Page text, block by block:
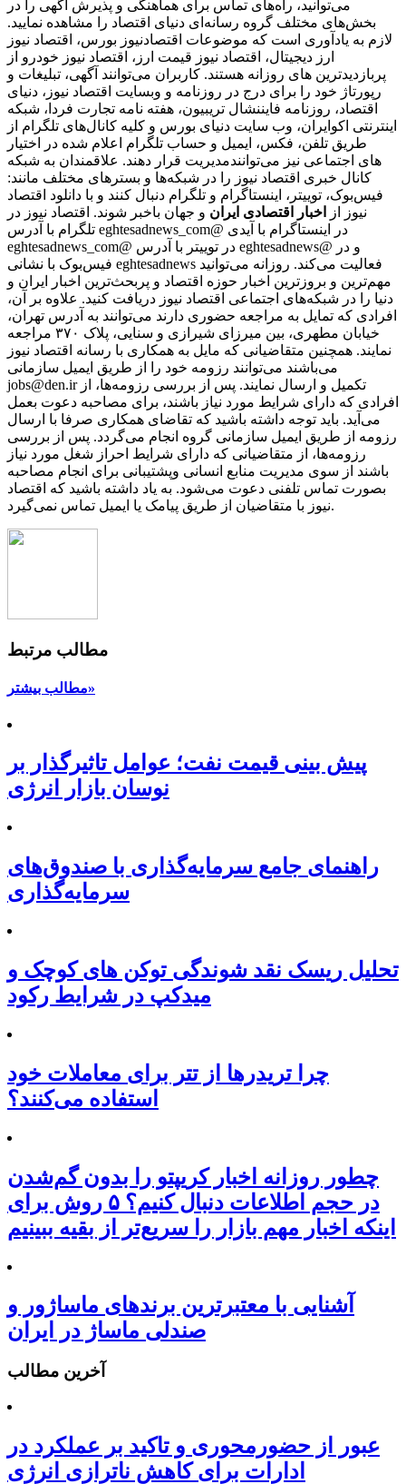
می‌توانید، راه‌های تماس برای هماهنگی و پذیرش آگهی را در
بخش‌های مختلف گروه رسانه‌ای دنیای اقتصاد را مشاهده نمایید.
لازم به یادآوری است که موضوعات اقتصادنیوز بورس، اقتصاد نیوز
ارز دیجیتال، اقتصاد نیوز قیمت ارز، اقتصاد نیوز خودرو از
پربازدیدترین های روزانه هستند. کاربران می‌توانند آگهی، تبلیغات و
رپورتاژ خود را برای درج در روزنامه و وبسایت اقتصاد نیوز، دنیای
اقتصاد، روزنامه فایننشال تریبیون، هفته نامه تجارت فردا، شبکه
اینترنتی اکوایران، وب سایت دنیای بورس و کلیه کانال‌های تلگرام از
طریق تلفن، فکس، ایمیل و حساب تلگرام اعلام شده در اختیار
مدیریت قرار دهند. علاقمندان به شبکه‎‌های اجتماعی نیز می‌توانند
کانال خبری اقتصاد نیوز را در شبکه‌ها و بسترهای مختلف مانند:
فیس‌بوک، توییتر، اینستاگرام و تلگرام دنبال کنند و با دانلود اقتصاد
نیوز از
اخبار اقتصادی ایران و جهان باخبر شوند. اقتصاد نیوز در
تلگرام با آدرس eghtesadnews_com@ در اینستاگرام با آیدی
eghtesadnews_com@ در توییتر با آدرس eghtesadnews@ و در
فیس‌بوک با نشانی eghtesadnews فعالیت می‌کند. روزانه می‌توانید
مهم‌ترین و بروزترین اخبار حوزه اقتصاد و پربحث‌ترین اخبار ایران و
دنیا را در شبکه‌های اجتماعی اقتصاد نیوز دریافت کنید. علاوه بر آن،
افرادی که تمایل به مراجعه حضوری دارند می‌توانند به آدرس تهران،
خیابان مطهری، بین میرزای شیرازی و سنایی، پلاک ۳۷۰ مراجعه
نمایند. همچنین متقاضیانی که مایل به همکاری با رسانه‌ اقتصاد نیوز
می‌باشند می‌توانند رزومه خود را از طریق ایمیل سازمانی
jobs@den.ir تکمیل و ارسال نمایند. پس از بررسی رزومه‌ها، از
افرادی که دارای شرایط مورد نیاز باشند، برای مصاحبه دعوت بعمل
می‌آید. باید توجه داشته باشید که تقاضای همکاری صرفا با ارسال
رزومه از طریق ایمیل سازمانی گروه انجام می‌گردد. پس از بررسی
رزومه‌ها، از متقاضیانی که دارای شرایط احراز شغل مورد نیاز
باشند از سوی مدیریت منابع انسانی وپشتیبانی برای انجام مصاحبه
بصورت تماس تلفنی دعوت می‌شود. به یاد داشته باشید که اقتصاد
نیوز با متقاضیان از طریق پیامک یا ایمیل تماس نمی‌گیرد.
مطالب مرتبط
مطالب بیشتر»
پیش بینی قیمت نفت؛ عوامل تاثیرگذار بر
نوسان بازار انرژی
راهنمای جامع سرمایه‌گذاری با صندوق‌های
سرمایه‌گذاری
تحلیل ریسک نقد شوندگی توکن های کوچک و
میدکپ در شرایط رکود
چرا تریدرها از تتر برای معاملات خود
استفاده می‌کنند؟
چطور روزانه اخبار کریپتو را بدون گم‌شدن
در حجم اطلاعات دنبال کنیم؟ ۵ روش برای
اینکه اخبار مهم بازار را سریع‌تر از بقیه ببینیم
آشنایی با معتبرترین برندهای ماساژور و
صندلی ماساژ در ایران
آخرین مطالب
عبور از حضورمحوری و تاکید بر عملکرد در
ادارات برای کاهش ناترازی انرژی